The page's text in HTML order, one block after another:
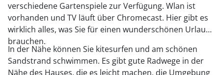
verschiedene Gartenspiele zur Verfügung. Wlan ist
vorhanden und TV läuft über Chromecast. Hier gibt es
wirklich alles, was Sie für einen wunderschönen Urlaub
brauchen.
In der Nähe können Sie kitesurfen und am schönen
Sandstrand schwimmen. Es gibt gute Radwege in der
Nähe des Hauses, die es leicht machen, die Umgebung